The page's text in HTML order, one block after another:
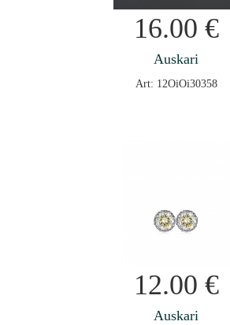
16.00 €
Auskari
Art: 12OiOi30358
12.00 €
Auskari